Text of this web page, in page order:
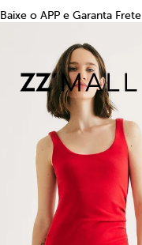
Baixe o APP e Garanta Frete
5.0